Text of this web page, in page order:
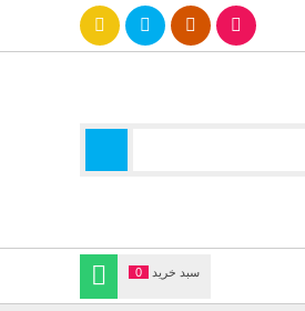
سبد خرید 0